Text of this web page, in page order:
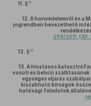
11. § 11
12. A honvédelemről és a
jogrendben bevezethető
290/2011.
12. § 12
13. A hivatásos
vasúti és belvízi szállításának
egységes eljárás
kiszabható bírságok
hatósági feladatok